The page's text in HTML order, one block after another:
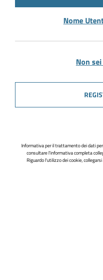
Nome
Non
Informativa per il trattamento dei dati
consultare l'informativa completa
Riguardo l'utilizzo dei cookie, collegarsi